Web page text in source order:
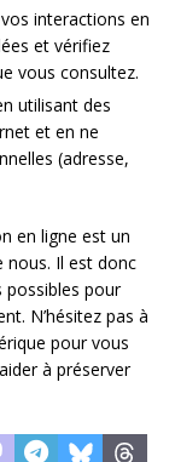
interactions en
et vérifiez
vous consultez.
utilisant des
et en ne
(adresse,
en ligne est un
nous. Il est donc
possibles pour
N’hésitez pas à
pour vous
à préserver